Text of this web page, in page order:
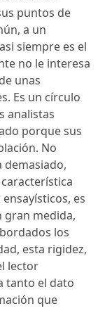
puntos de
a un
siempre es el
no le interesa
unas
Es un círculo
analistas
porque sus
No
es
gran medida,
los
esta rigidez,
lector
tanto el dato
que